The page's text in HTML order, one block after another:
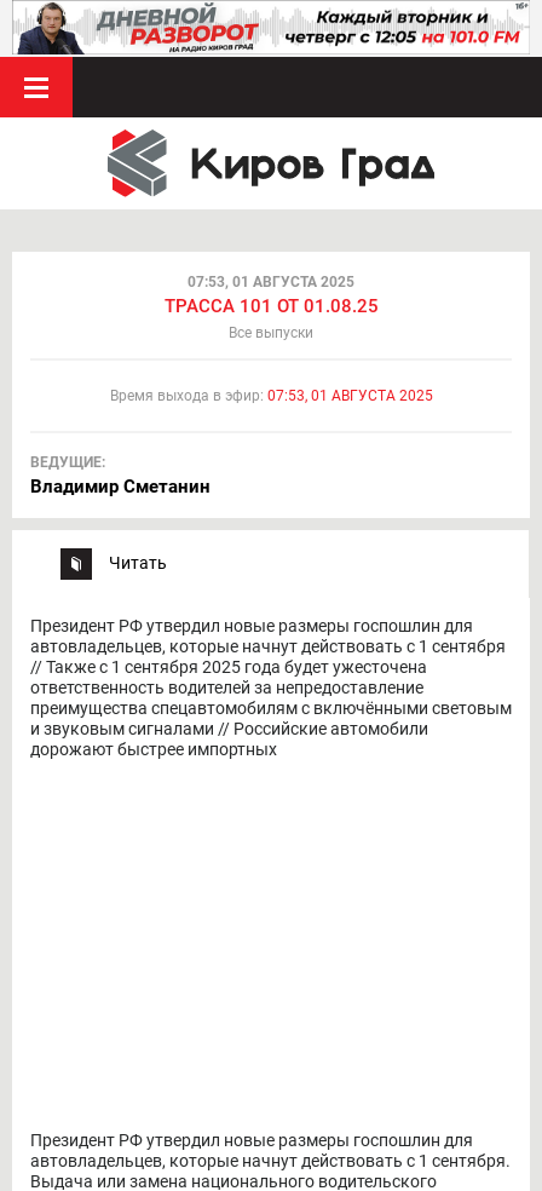
07:53, 01 АВГУСТА 2025
ТРАССА 101 ОТ 01.08.25
Все выпуски
Время выхода в эфир: 07:53, 01 АВГУСТА 2025
ВЕДУЩИЕ:
Владимир Сметанин
Читать
Президент РФ утвердил новые размеры госпошлин для
автовладельцев, которые начнут действовать с 1 сентября
// Также с 1 сентября 2025 года будет ужесточена
ответственность водителей за непредоставление
преимущества спецавтомобилям с включёнными световым
и звуковым сигналами // Российские автомобили
дорожают быстрее импортных
Президент РФ утвердил новые размеры госпошлин для
автовладельцев, которые начнут действовать с 1 сентября.
Выдача или замена национального водительского